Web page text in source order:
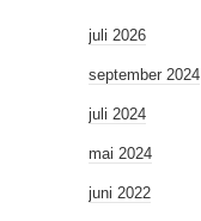
juli 2026
september 2024
juli 2024
mai 2024
juni 2022